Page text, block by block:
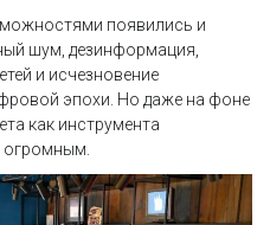
появились и
шум, дезинформация,
и исчезновение
эпохи. Но даже на фоне
как инструмента
огромным.